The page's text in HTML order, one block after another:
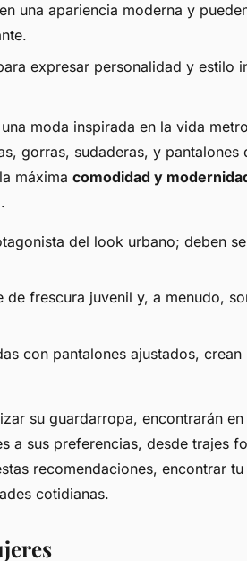
una apariencia moderna y
expresar personalidad y estilo
moda inspirada en la vida
gorras, sudaderas, y pantalones
máxima comodidad y
del look urbano; deben
de frescura juvenil y, a menudo,
con pantalones ajustados,
su guardarropa, encontrarán
a sus preferencias, desde trajes
recomendaciones, encontrar
cotidianas.